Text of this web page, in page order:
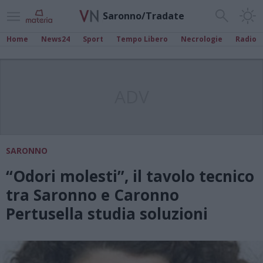
Saronno/Tradate
Home News24 Sport Tempo Libero Necrologie Radio
SARONNO
“Odori molesti”, il tavolo tecnico
tra Saronno e Caronno
Pertusella studia soluzioni